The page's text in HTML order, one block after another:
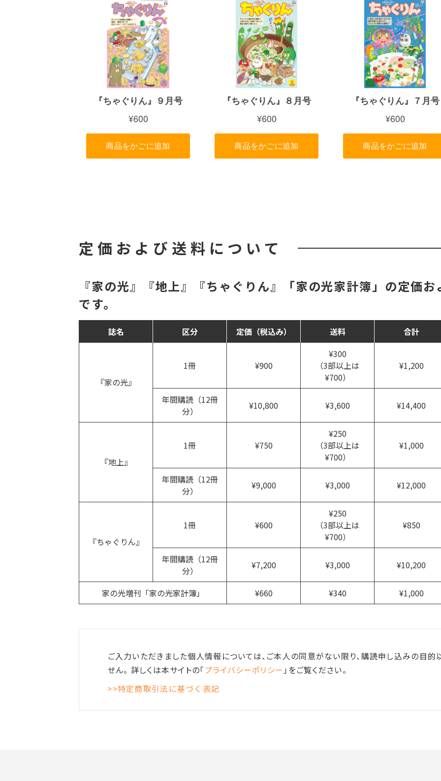
定価および送料について
『家の光』『地上』『ちゃぐりん』「家の光家計簿」の定価
です。
誌名 区分 定価（税込み） 送料 合計
『家の光』
1冊 ¥900
¥300
（3部以上は
¥700）
¥1,200
年間購読（12冊
分）
¥10,800 ¥3,600 ¥14,400
『地上』
1冊 ¥750
¥250
（3部以上は
¥700）
¥1,000
年間購読（12冊
分）
¥9,000 ¥3,000 ¥12,000
『ちゃぐりん』
1冊 ¥600
¥250
（3部以上は
¥700）
¥850
年間購読（12冊
分）
¥7,200 ¥3,000 ¥10,200
家の光増刊「家の光家計簿」 ¥660 ¥340 ¥1,000
ご入力いただきました個人情報については、ご本人の同意がない限り、購読申し込みの目
せん。 詳しくは本サイトの「プライバシーポリシー 」をご覧ください。
>>特定商取引法に基づく表記